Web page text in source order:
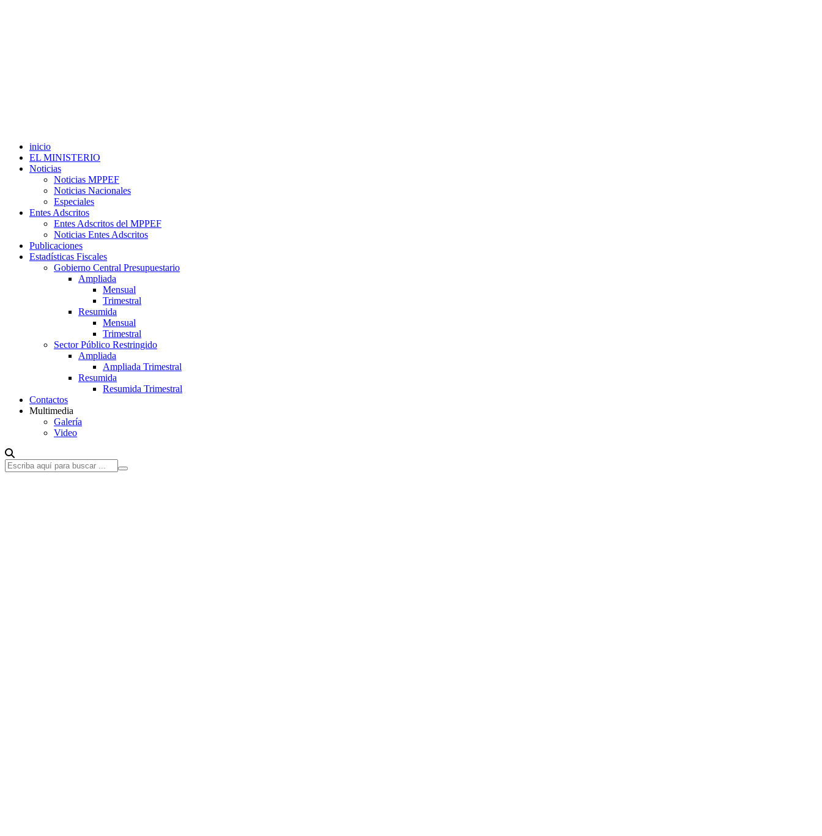
inicio
EL MINISTERIO
Noticias
Noticias MPPEF
Noticias Nacionales
Especiales
Entes Adscritos
Entes Adscritos del MPPEF
Noticias Entes Adscritos
Publicaciones
Estadísticas Fiscales
Gobierno Central Presupuestario
Ampliada
Mensual
Trimestral
Resumida
Mensual
Trimestral
Sector Público Restringido
Ampliada
Ampliada Trimestral
Resumida
Resumida Trimestral
Contactos
Multimedia
Galería
Video